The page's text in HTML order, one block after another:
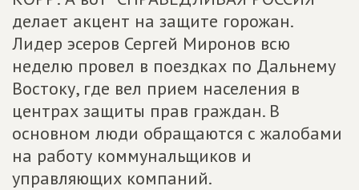
делает акцент на защите горожан.
Лидер эсеров Сергей Миронов всю
неделю провел в поездках по Дальнему
Востоку, где вел прием населения в
центрах защиты прав граждан. В
основном люди обращаются с жалобами
на работу коммунальщиков и
управляющих компаний.